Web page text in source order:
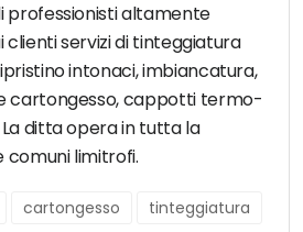
professionisti altamente
clienti servizi di tinteggiatura
intonaci, imbiancatura,
cartongesso, cappotti termo-
ditta opera in tutta la
comuni limitrofi.
cartongesso tinteggiatura